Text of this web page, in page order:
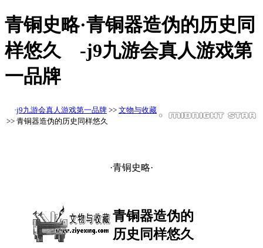
青铜史略·青铜器造伪的历史同
样悠久 -j9九游会真人游戏第
一品牌
·j9九游会真人游戏第一品牌 >> 文物与收藏
>> 青铜器造伪的历史同样悠久
·青铜史略·
青铜器造伪的
历史同样悠久